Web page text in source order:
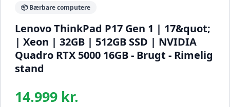
📦 Bærbare computere
Lenovo ThinkPad P17 Gen 1 | 17&quot;
| Xeon | 32GB | 512GB SSD | NVIDIA
Quadro RTX 5000 16GB - Brugt - Rimelig
stand
14.999 kr.